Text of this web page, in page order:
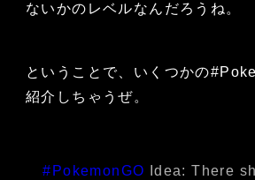
ないかのレベルなんだろうね。
ということで、いくつかの
紹介しちゃうぜ。
#PokemonGO Idea: There